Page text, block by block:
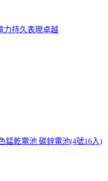
力持久表現卓越
錳乾電池 碳鋅電池(4號16入)